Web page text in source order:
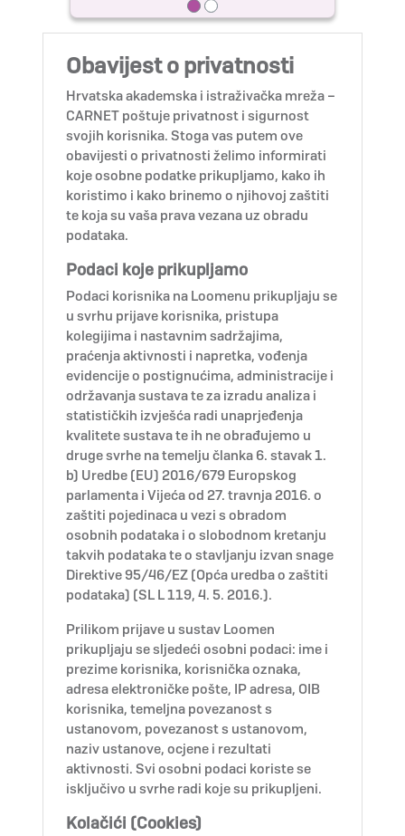
Obavijest o privatnosti
Hrvatska akademska i istraživačka mreža –
CARNET poštuje privatnost i sigurnost
svojih korisnika. Stoga vas putem ove
obavijesti o privatnosti želimo informirati
koje osobne podatke prikupljamo, kako ih
koristimo i kako brinemo o njihovoj zaštiti
te koja su vaša prava vezana uz obradu
podataka.
Podaci koje prikupljamo
Podaci korisnika na Loomenu prikupljaju se
u svrhu prijave korisnika, pristupa
kolegijima i nastavnim sadržajima,
praćenja aktivnosti i napretka, vođenja
evidencije o postignućima, administracije i
održavanja sustava te za izradu analiza i
statističkih izvješća radi unaprjeđenja
kvalitete sustava te ih ne obrađujemo u
druge svrhe na temelju članka 6. stavak 1.
b) Uredbe (EU) 2016/679 Europskog
parlamenta i Vijeća od 27. travnja 2016. o
zaštiti pojedinaca u vezi s obradom
osobnih podataka i o slobodnom kretanju
takvih podataka te o stavljanju izvan snage
Direktive 95/46/EZ (Opća uredba o zaštiti
podataka) (SL L 119, 4. 5. 2016.).
Prilikom prijave u sustav Loomen
prikupljaju se sljedeći osobni podaci: ime i
prezime korisnika, korisnička oznaka,
adresa elektroničke pošte, IP adresa, OIB
korisnika, temeljna povezanost s
ustanovom, povezanost s ustanovom,
naziv ustanove, ocjene i rezultati
aktivnosti. Svi osobni podaci koriste se
isključivo u svrhe radi koje su prikupljeni.
Kolačići (Cookies)